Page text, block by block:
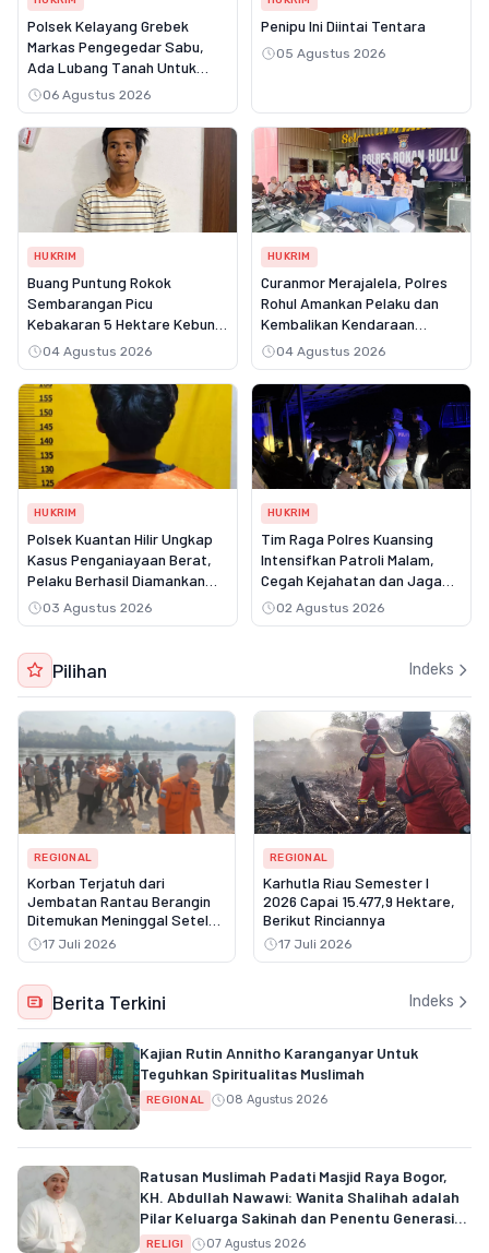
Polsek Kelayang Grebek
Markas Pengegedar Sabu,
Ada Lubang Tanah Untuk
Menyimpan Barang Bukti
06 Agustus 2026
Penipu Ini Diintai Tentara
05 Agustus 2026
HUKRIM
Buang Puntung Rokok
Sembarangan Picu
Kebakaran 5 Hektare Kebun,
Pelangsir Sawit Dibekuk Polisi
04 Agustus 2026
HUKRIM
Curanmor Merajalela, Polres
Rohul Amankan Pelaku dan
Kembalikan Kendaraan
Korban
04 Agustus 2026
HUKRIM
Polsek Kuantan Hilir Ungkap
Kasus Penganiayaan Berat,
Pelaku Berhasil Diamankan
Kurang dari Tiga Hari
03 Agustus 2026
HUKRIM
Tim Raga Polres Kuansing
Intensifkan Patroli Malam,
Cegah Kejahatan dan Jaga
Kamtibmas
02 Agustus 2026
Pilihan Indeks
REGIONAL
Korban Terjatuh dari
Jembatan Rantau Berangin
Ditemukan Meninggal Setelah
Tiga Hari Pencarian
17 Juli 2026
REGIONAL
Karhutla Riau Semester I
2026 Capai 15.477,9 Hektare,
Berikut Rinciannya
17 Juli 2026
Berita Terkini Indeks
Kajian Rutin Annitho Karanganyar Untuk
Teguhkan Spiritualitas Muslimah
REGIONAL 08 Agustus 2026
Ratusan Muslimah Padati Masjid Raya Bogor,
KH. Abdullah Nawawi: Wanita Shalihah adalah
Pilar Keluarga Sakinah dan Penentu Generasi
Qur'ani
RELIGI 07 Agustus 2026